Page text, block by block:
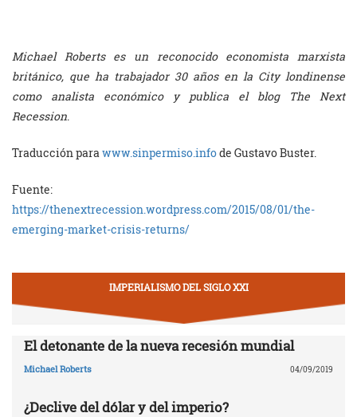
Michael Roberts es un reconocido economista marxista
británico, que ha trabajador 30 años en la City londinense
como analista económico y publica el blog The Next
Recession.
Traducción parawww.sinpermiso.infode Gustavo Buster.
Fuente:
https://thenextrecession.wordpress.com/2015/08/01/the-
emerging-market-crisis-returns/
IMPERIALISMO DEL SIGLO XXI
El detonante de la nueva recesión mundial
Michael Roberts 04/09/2019
¿Declive del dólar y del imperio?